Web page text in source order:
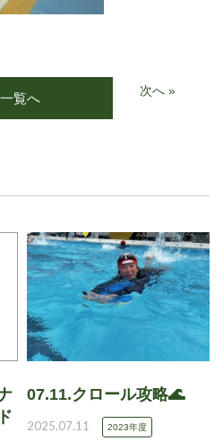
一覧へ 次へ »
07.11.クロール攻略🌊
2025.07.11 2023年度